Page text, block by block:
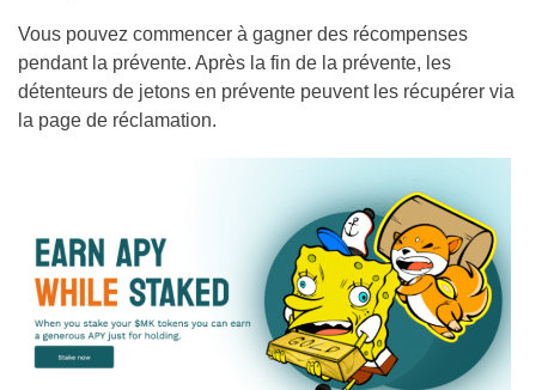
Vous pouvez commencer à gagner des récompenses
pendant la prévente. Après la fin de la prévente, les
détenteurs de jetons en prévente peuvent les récupérer via
la page de réclamation.